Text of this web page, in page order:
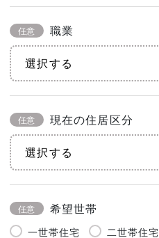
任意 職業
任意 現在の住居区分
任意 希望世帯
一世帯住宅 二世帯住宅